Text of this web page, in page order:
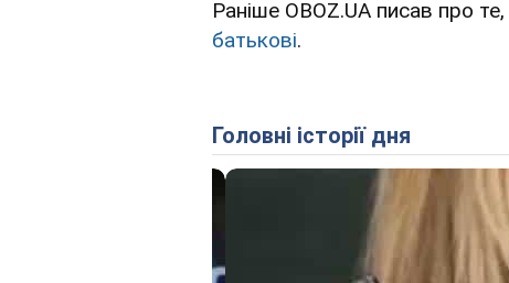
Раніше OBOZ.UA писав про те,
батькові.
Головні історії дня